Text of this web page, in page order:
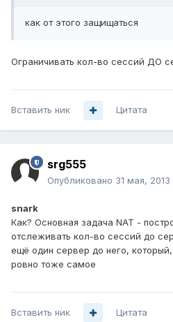
как от этого защищаться
Ограничивать кол-во сессий ДО
Вставить ник Цитата
srg555
Опубликовано 31 мая, 2013
snark
Как? Основная задача NAT -
отслеживать кол-во сессий до
ещё один сервер до него, который,
ровно тоже самое
Вставить ник Цитата